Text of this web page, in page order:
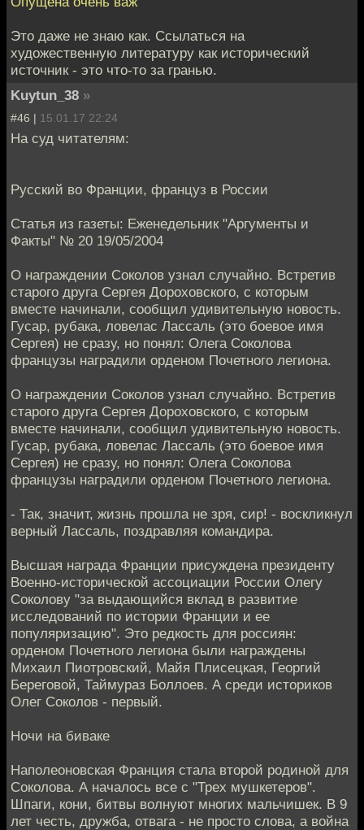
Это даже не знаю как. Ссылаться на
художественную литературу как исторический
источник - это что-то за гранью.
Kuytun_38 »
#46 | 15.01.17 22:24
На суд читателям:
Русский во Франции, француз в России
Статья из газеты: Еженедельник "Аргументы и
Факты" № 20 19/05/2004
О награждении Соколов узнал случайно. Встретив
старого друга Сергея Дороховского, с которым
вместе начинали, сообщил удивительную новость.
Гусар, рубака, ловелас Лассаль (это боевое имя
Сергея) не сразу, но понял: Олега Соколова
французы наградили орденом Почетного легиона.
О награждении Соколов узнал случайно. Встретив
старого друга Сергея Дороховского, с которым
вместе начинали, сообщил удивительную новость.
Гусар, рубака, ловелас Лассаль (это боевое имя
Сергея) не сразу, но понял: Олега Соколова
французы наградили орденом Почетного легиона.
- Так, значит, жизнь прошла не зря, сир! - воскликнул
верный Лассаль, поздравляя командира.
Высшая награда Франции присуждена президенту
Военно-исторической ассоциации России Олегу
Соколову "за выдающийся вклад в развитие
исследований по истории Франции и ее
популяризацию". Это редкость для россиян:
орденом Почетного легиона были награждены
Михаил Пиотровский, Майя Плисецкая, Георгий
Береговой, Таймураз Боллоев. А среди историков
Олег Соколов - первый.
Ночи на биваке
Наполеоновская Франция стала второй родиной для
Соколова. А началось все с "Трех мушкетеров".
Шпаги, кони, битвы волнуют многих мальчишек. В 9
лет честь, дружба, отвага - не просто слова, а война